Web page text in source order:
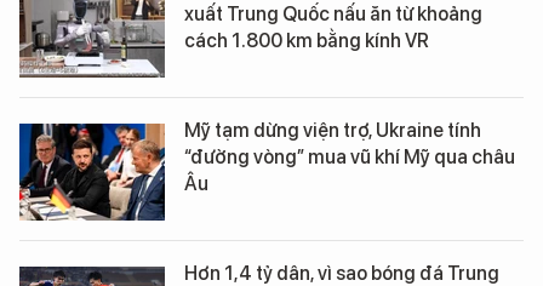
xuất Trung Quốc nấu ăn từ khoảng
cách 1.800 km bằng kính VR
Mỹ tạm dừng viện trợ, Ukraine tính
“đường vòng” mua vũ khí Mỹ qua châu
Âu
Hơn 1,4 tỷ dân, vì sao bóng đá Trung